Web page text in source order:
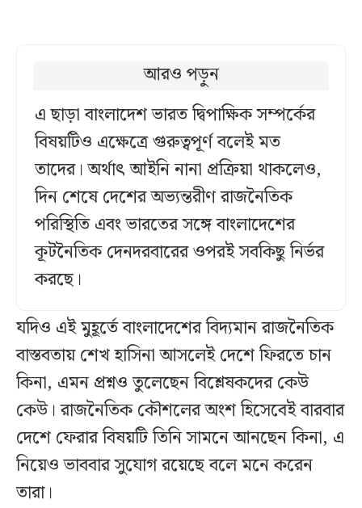
আরও পড়ুন
এ ছাড়া বাংলাদেশ ভারত দ্বিপাক্ষিক সম্পর্কের
বিষয়টিও এক্ষেত্রে গুরুত্বপূর্ণ বলেই মত
তাদের। অর্থাৎ আইনি নানা প্রক্রিয়া থাকলেও,
দিন শেষে দেশের অভ্যন্তরীণ রাজনৈতিক
পরিস্থিতি এবং ভারতের সঙ্গে বাংলাদেশের
কূটনৈতিক দেনদরবারের ওপরই সবকিছু নির্ভর
করছে।
যদিও এই মুহূর্তে বাংলাদেশের বিদ্যমান রাজনৈতিক
বাস্তবতায় শেখ হাসিনা আসলেই দেশে ফিরতে চান
কিনা, এমন প্রশ্নও তুলেছেন বিশ্লেষকদের কেউ
কেউ। রাজনৈতিক কৌশলের অংশ হিসেবেই বারবার
দেশে ফেরার বিষয়টি তিনি সামনে আনছেন কিনা, এ
নিয়েও ভাববার সুযোগ রয়েছে বলে মনে করেন
তারা।